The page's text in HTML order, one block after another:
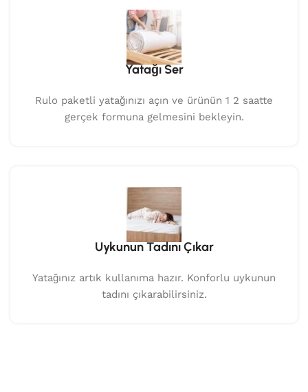
Yatağı Ser
Rulo paketli yatağınızı açın ve ürünün 1 2 saatte
gerçek formuna gelmesini bekleyin.
Uykunun Tadını Çıkar
Yatağınız artık kullanıma hazır. Konforlu uykunun
tadını çıkarabilirsiniz.